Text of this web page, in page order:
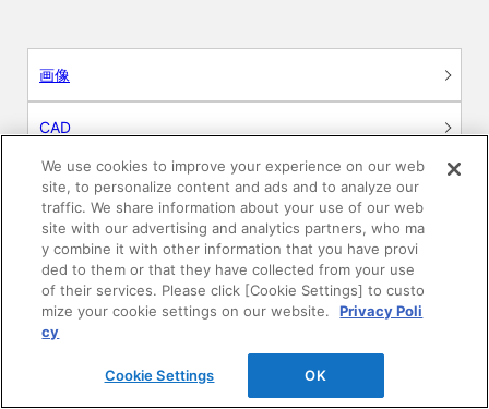
画像
CAD
BIM用テクスチャー
図面（PDF）
申請関係認定書類
施工・取扱説明書
We use cookies to improve your experience on our web
site, to personalize content and ads and to analyze our
traffic. We share information about your use of our web
site with our advertising and analytics partners, who ma
y combine it with other information that you have provi
ded to them or that they have collected from your use
of their services. Please click [Cookie Settings] to custo
mize your cookie settings on our website.
Privacy Poli
cy
Cookie Settings OK